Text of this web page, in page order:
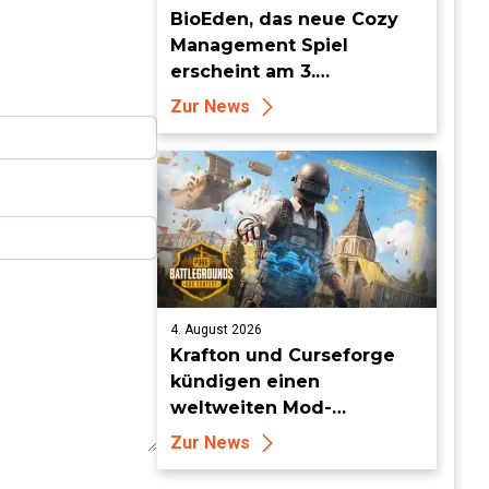
BioEden, das neue Cozy
Management Spiel
erscheint am 3.
September für PS5, Xbox
Series, Nintendo Switch 2
und Steam
Zur News
4. August 2026
Krafton und Curseforge
kündigen einen
weltweiten Mod-
Wettbewerb mit einem
Preisgeld von 95.000 US-
Zur News